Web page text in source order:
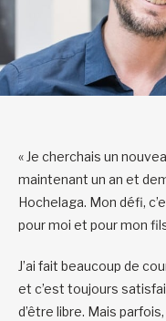
« Je cherchais un
maintenant un an et
Hochelaga. Mon défi,
pour moi et pour mon
J’ai fait beaucoup de
et c’est toujours
d’être libre. Mais